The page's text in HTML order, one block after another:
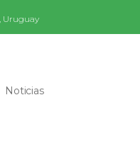
Uruguay
Noticias